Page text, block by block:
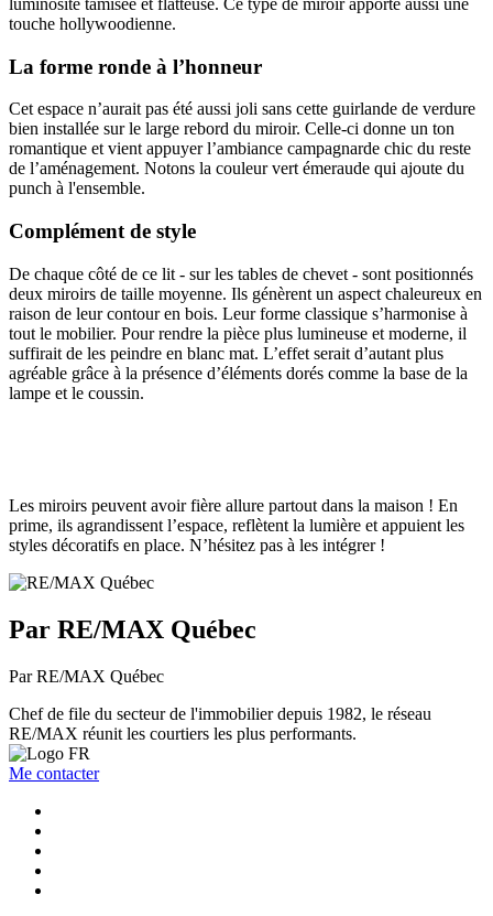
touche hollywoodienne.
La forme ronde à l’honneur
Cet espace n’aurait pas été aussi joli sans cette guirlande de verdure
bien installée sur le large rebord du miroir. Celle-ci donne un ton
romantique et vient appuyer l’ambiance campagnarde chic du reste
de l’aménagement. Notons la couleur vert émeraude qui ajoute du
punch à l'ensemble.
Complément de style
De chaque côté de ce lit - sur les tables de chevet - sont positionnés
deux miroirs de taille moyenne. Ils génèrent un aspect chaleureux en
raison de leur contour en bois. Leur forme classique s’harmonise à
tout le mobilier. Pour rendre la pièce plus lumineuse et moderne, il
suffirait de les peindre en blanc mat. L’effet serait d’autant plus
agréable grâce à la présence d’éléments dorés comme la base de la
lampe et le coussin.
Les miroirs peuvent avoir fière allure partout dans la maison ! En
prime, ils agrandissent l’espace, reflètent la lumière et appuient les
styles décoratifs en place. N’hésitez pas à les intégrer !
Par RE/MAX Québec
Par RE/MAX Québec
Chef de file du secteur de l'immobilier depuis 1982, le réseau
RE/MAX réunit les courtiers les plus performants.
Me contacter